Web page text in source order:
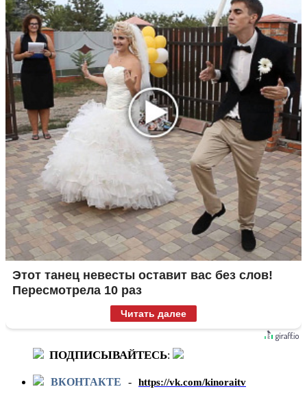
Этот танец невесты оставит вас без слов!
Пересмотрела 10 раз
Читать далее
ПОДПИСЫВАЙТЕСЬ:
ВКОНТАКТЕ - https://vk.com/kinoraitv